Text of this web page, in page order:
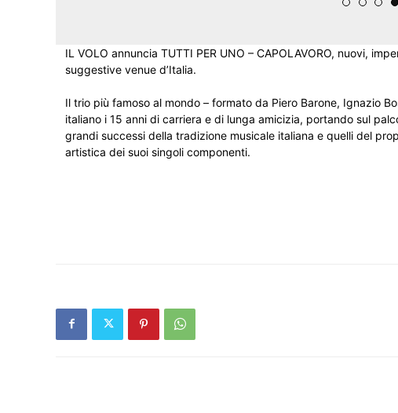
IL VOLO annuncia TUTTI PER UNO – CAPOLAVORO, nuovi,
suggestive venue d’Italia.
Il trio più famoso al mondo – formato da Piero Barone, Ignazio
italiano i 15 anni di carriera e di lunga amicizia, portando sul
grandi successi della tradizione musicale italiana e quelli del
artistica dei suoi singoli componenti.